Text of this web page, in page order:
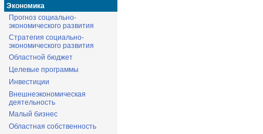
Экономика
Прогноз социально-
экономического развития
Стратегия социально-
экономического развития
Областной бюджет
Целевые программы
Инвестиции
Внешнеэкономическая
деятельность
Малый бизнес
Областная собственность